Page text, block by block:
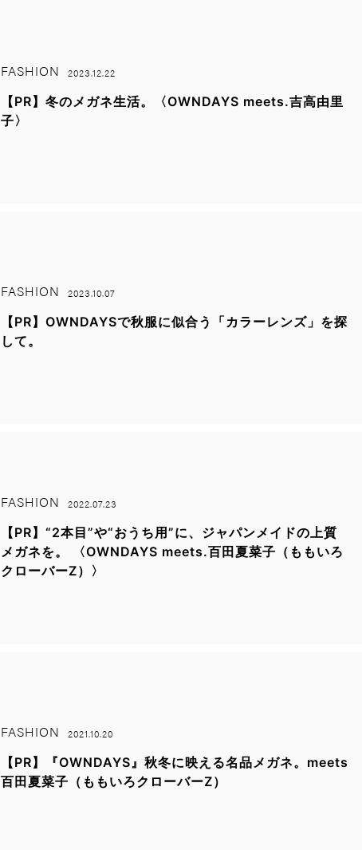
FASHION 2023.12.22
【PR】冬のメガネ生活。〈OWNDAYS meets.吉高由里
子〉
FASHION 2023.10.07
【PR】OWNDAYSで秋服に似合う「カラーレンズ」を探
して。
FASHION 2022.07.23
【PR】“2本目”や“おうち用”に、ジャパンメイドの上質
メガネを。 〈OWNDAYS meets.百田夏菜子（ももいろ
クローバーZ）〉
FASHION 2021.10.20
【PR】『OWNDAYS』秋冬に映える名品メガネ。meets
百田夏菜子（ももいろクローバーZ）